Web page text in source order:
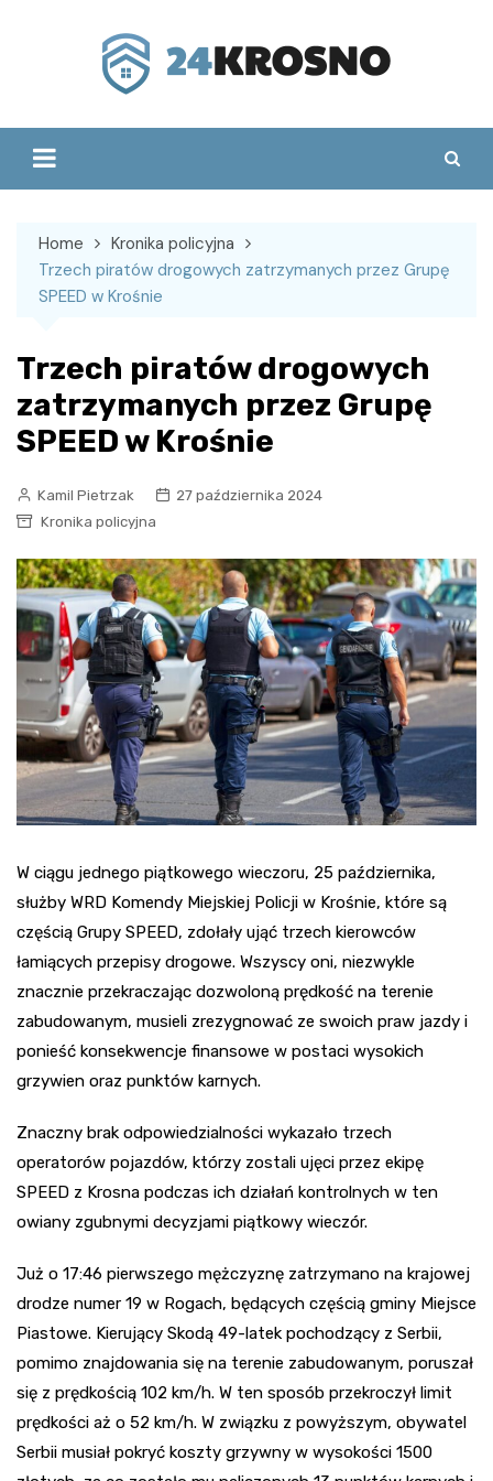
Home
Kronika policyjna
Trzech piratów drogowych zatrzymanych przez Grupę
SPEED w Krośnie
Trzech piratów drogowych
zatrzymanych przez Grupę
SPEED w Krośnie
Kamil Pietrzak
27 października 2024
Kronika policyjna
W ciągu jednego piątkowego wieczoru, 25 października,
służby WRD Komendy Miejskiej Policji w Krośnie, które są
częścią Grupy SPEED, zdołały ująć trzech kierowców
łamiących przepisy drogowe. Wszyscy oni, niezwykle
znacznie przekraczając dozwoloną prędkość na terenie
zabudowanym, musieli zrezygnować ze swoich praw jazdy i
ponieść konsekwencje finansowe w postaci wysokich
grzywien oraz punktów karnych.
Znaczny brak odpowiedzialności wykazało trzech
operatorów pojazdów, którzy zostali ujęci przez ekipę
SPEED z Krosna podczas ich działań kontrolnych w ten
owiany zgubnymi decyzjami piątkowy wieczór.
Już o 17:46 pierwszego mężczyznę zatrzymano na krajowej
drodze numer 19 w Rogach, będących częścią gminy Miejsce
Piastowe. Kierujący Skodą 49-latek pochodzący z Serbii,
pomimo znajdowania się na terenie zabudowanym, poruszał
się z prędkością 102 km/h. W ten sposób przekroczył limit
prędkości aż o 52 km/h. W związku z powyższym, obywatel
Serbii musiał pokryć koszty grzywny w wysokości 1500